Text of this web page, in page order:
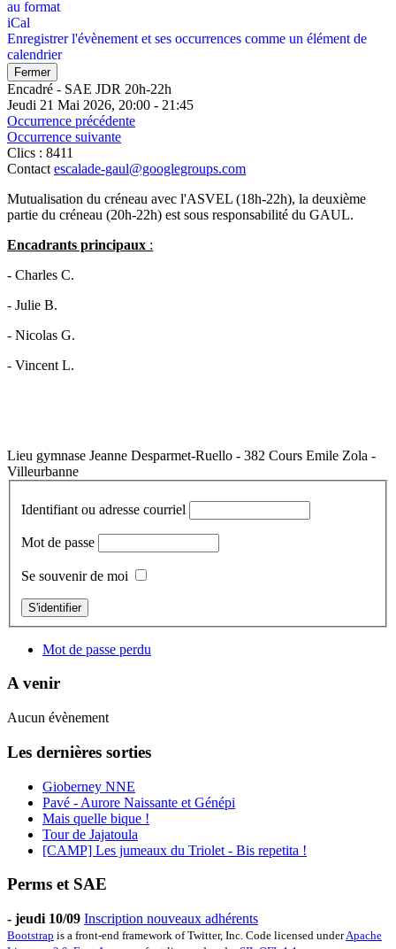
Enregistrer l'évènement et ses occurrences comme un élément de
calendrier
Fermer
Encadré - SAE JDR 20h-22h
Jeudi 21 Mai 2026, 20:00 - 21:45
Occurrence précédente
Occurrence suivante
Clics : 8411
Contact escalade-gaul@googlegroups.com
Mutualisation du créneau avec l'ASVEL (18h-22h), la deuxième
partie du créneau (20h-22h) est sous responsabilité du GAUL.
Encadrants principaux :
- Charles C.
- Julie B.
- Nicolas G.
- Vincent L.
Lieu gymnase Jeanne Desparmet-Ruello - 382 Cours Emile Zola -
Villeurbanne
Identifiant ou adresse courriel
Mot de passe
Se souvenir de moi
S'identifier
Mot de passe perdu
A venir
Aucun évènement
Les dernières sorties
Gioberney NNE
Pavé - Aurore Naissante et Génépi
Mais quelle bique !
Tour de Jajatoula
[CAMP] Les jumeaux du Triolet - Bis repetita !
Perms et SAE
- jeudi 10/09 Inscription nouveaux adhérents
Bootstrap is a front-end framework of Twitter, Inc. Code licensed underApache